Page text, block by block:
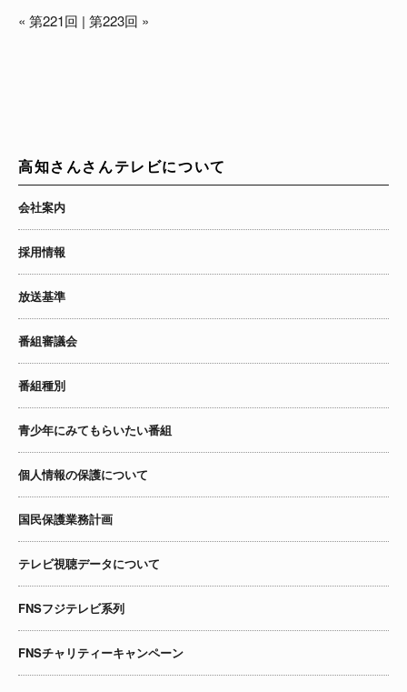
« 第221回 | 第223回 »
高知さんさんテレビについて
会社案内
採用情報
放送基準
番組審議会
番組種別
青少年にみてもらいたい番組
個人情報の保護について
国民保護業務計画
テレビ視聴データについて
FNSフジテレビ系列
FNSチャリティーキャンペーン